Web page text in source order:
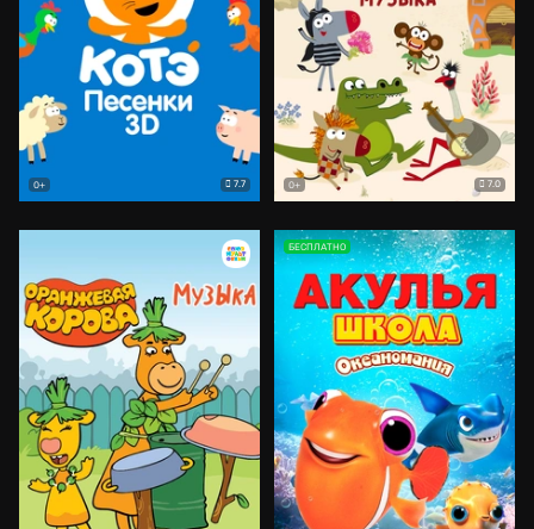
0+ 7.7 0+ 7.0
БЕСПЛАТНО